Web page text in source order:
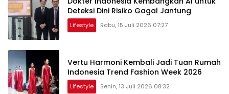
Deteksi Dini Risiko Gagal Jantung
Lifestyle Rabu, 15 Juli 2026 07:27
Vertu Harmoni Kembali Jadi Tuan Rumah
Indonesia Trend Fashion Week 2026
Lifestyle Senin, 13 Juli 2026 08:32